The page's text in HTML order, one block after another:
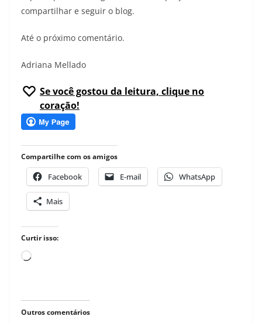
compartilhar e seguir o blog.
Até o próximo comentário.
Adriana Mellado
Se você gostou da leitura, clique no
coração!
Compartilhe com os amigos
Facebook E-mail WhatsApp
Mais
Curtir isso:
Carregando...
Outros comentários